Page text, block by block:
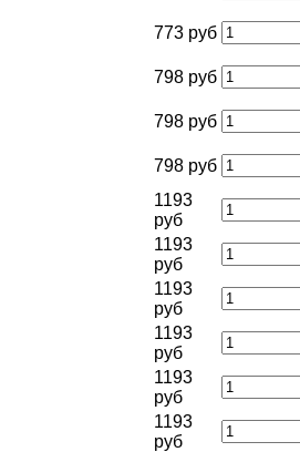
773 руб
798 руб
798 руб
798 руб
1193
руб
1193
руб
1193
руб
1193
руб
1193
руб
1193
руб